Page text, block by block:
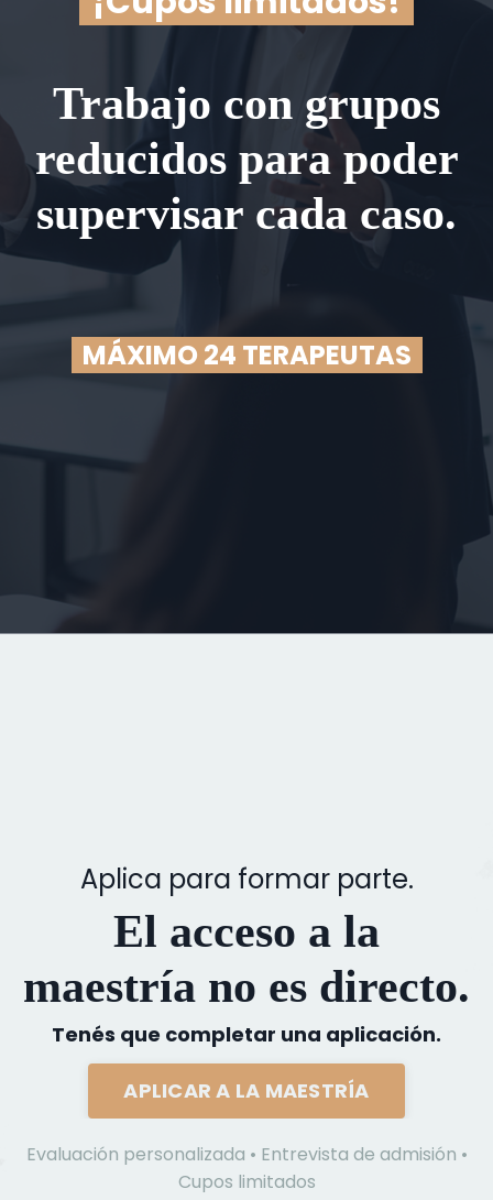
Trabajo con grupos
reducidos para poder
supervisar cada caso.
MÁXIMO 24 TERAPEUTAS
Aplica para formar parte.
El acceso a la
maestría no es directo.
Tenés que completar una aplicación.
APLICAR A LA MAESTRÍA
Evaluación personalizada • Entrevista de admisión •
Cupos limitados